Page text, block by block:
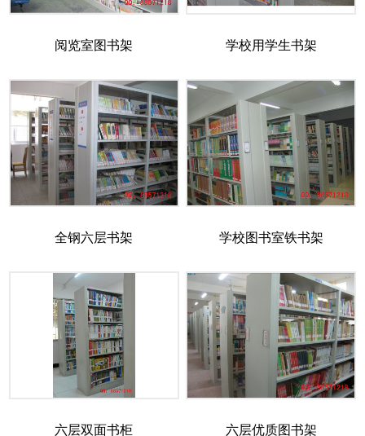
阅览室图书架 学校用学生书架
全钢六层书架 学校图书室铁书架
六层双面书柜 六层优质图书架